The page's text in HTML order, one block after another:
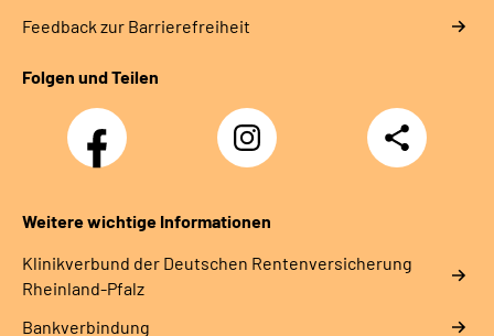
Feedback zur Barrierefreiheit
Folgen und Teilen
Facebook
Instagram
DRV
Nachwuchskräfte
Teilen
Weitere wichtige Informationen
Klinikverbund der Deutschen Rentenversicherung
Rheinland-Pfalz
Bankverbindung